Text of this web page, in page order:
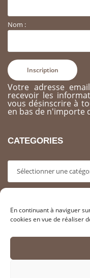
En continuant à naviguer
cookies en vue de réaliser
Nom :
Votre adresse
recevoir les
vous désinscrire à
en bas de n'importe
CATEGORIES